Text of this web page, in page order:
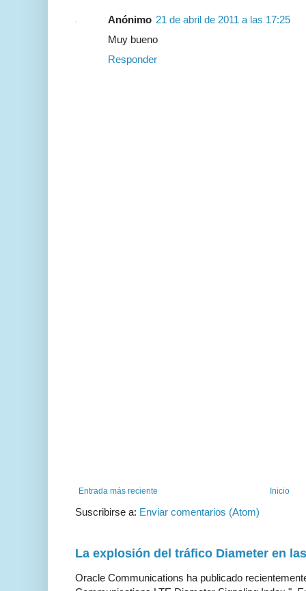
Anónimo 21 de abril de 2011 a las 17:25
Muy bueno
Responder
Entrada más reciente Inicio
Suscribirse a: Enviar comentarios (Atom)
La explosión del tráfico Diameter en
Oracle Communications ha publicado